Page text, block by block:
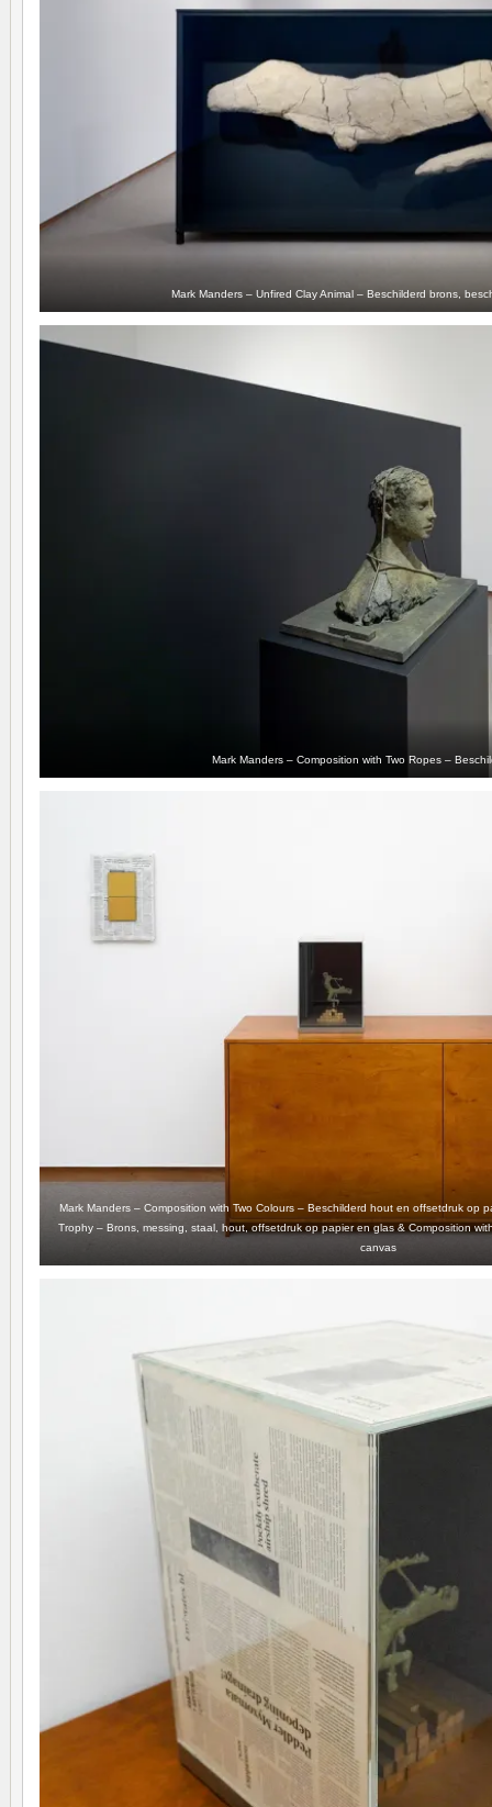
Mark Manders – Unfired Clay Animal – Beschilderd brons,
Mark Manders – Composition with Two Ropes –
Mark Manders – Composition with Two Colours – Beschilderd hout en offsetdruk op
Trophy – Brons, messing, staal, hout, offsetdruk op papier en glas & Composition
canvas